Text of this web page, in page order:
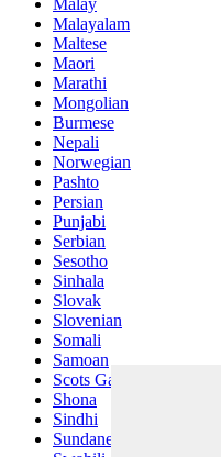
Malay
Malayalam
Maltese
Maori
Marathi
Mongolian
Burmese
Nepali
Norwegian
Pashto
Persian
Punjabi
Serbian
Sesotho
Sinhala
Slovak
Slovenian
Somali
Samoan
Scots Gaelic
Shona
Sindhi
Sundanese